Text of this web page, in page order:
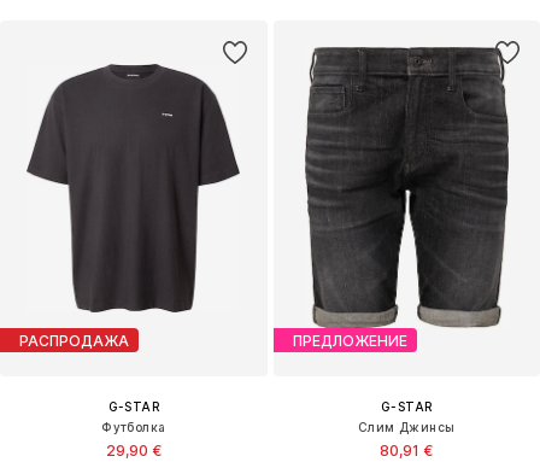
РАСПРОДАЖА
G-STAR
Футболка
29,90 €
ПРЕДЛОЖЕНИЕ
G-STAR
Слим Джинсы
80,91 €